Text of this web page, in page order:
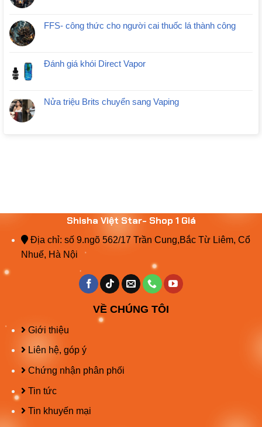
FFS- công thức cho người cai thuốc lá thành công
Đánh giá khói Direct Vapor
Nửa triệu Brits chuyển sang Vaping
Shisha Việt Star- Shop 1 Giá
Địa chỉ: số 9.ngõ 562/17 Trần Cung,Bắc Từ Liêm, Cổ
Nhuế, Hà Nội
VỀ CHÚNG TÔI
Giới thiệu
Liên hệ, góp ý
Chứng nhận phân phối
Tin tức
Tin khuyến mại